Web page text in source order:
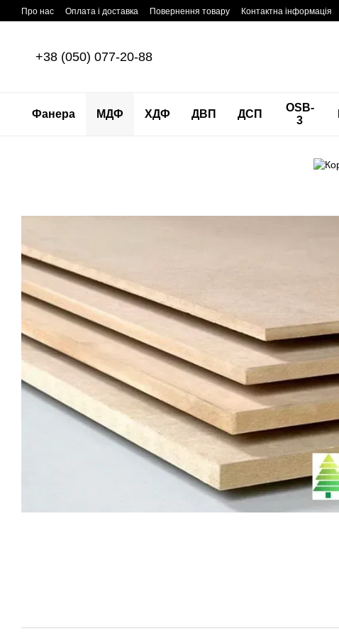
Перейти до основного контенту
Про нас Оплата і доставка Повернення товару Контактна інформація
+38 (050) 077-20-88
Фанера МДФ ХДФ ДВП ДСП
OSB-
3